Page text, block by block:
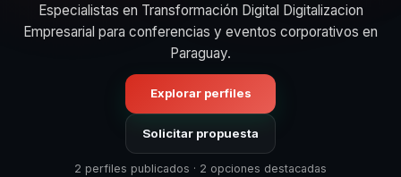
Especialistas en Transformación Digital Digitalizacion
Empresarial para conferencias y eventos corporativos en
Paraguay.
Explorar perfiles
Solicitar propuesta
2 perfiles publicados · 2 opciones destacadas